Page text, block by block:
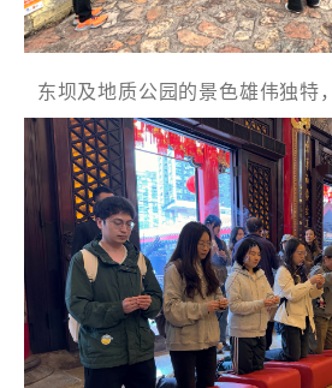
身份
電郵*
電話
东坝及地质公园的景色雄伟独特